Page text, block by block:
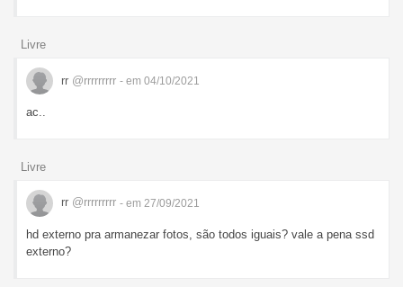
Livre
rr @rrrrrrrrr - em 04/10/2021
ac..
Livre
rr @rrrrrrrrr - em 27/09/2021
hd externo pra armanezar fotos, são todos iguais? vale a pena ssd
externo?